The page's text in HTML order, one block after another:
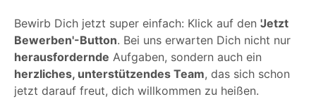
Bewirb Dich jetzt super einfach: Klick auf den 'Jetzt
Bewerben'-Button. Bei uns erwarten Dich nicht nur
herausfordernde Aufgaben, sondern auch ein
herzliches, unterstützendes Team, das sich schon
jetzt darauf freut, dich willkommen zu heißen.